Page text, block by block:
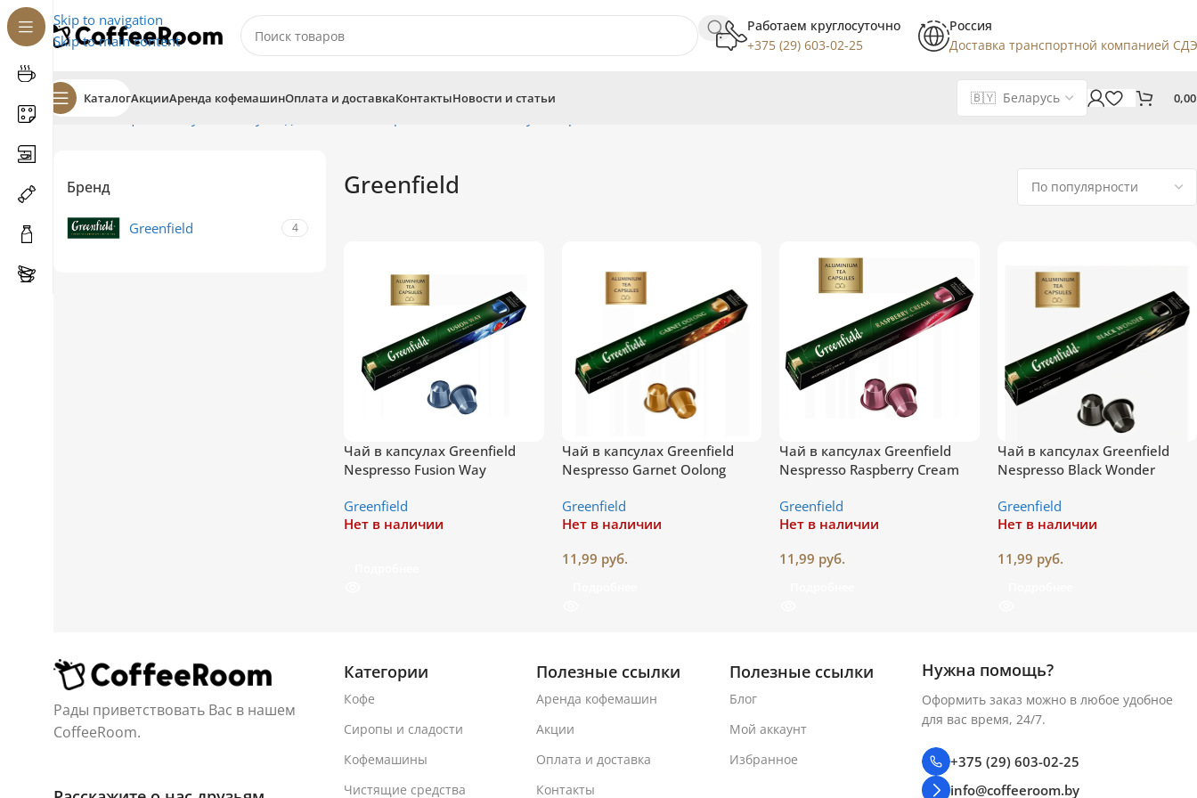
Skip to navigation
Skip to main content
Работаем круглосуточно
+375 (29) 603-02-25
Россия
Доставка транспортной компанией
КаталогАкцииАренда кофемашинОплата и доставкаКонтактыНовости и статьи
Главная
Бренд
Greenfield 4
Greenfield
Чай в капсулах Greenfield
Nespresso Fusion Way
Greenfield
Нет в наличии
Чай в капсулах Greenfield
Nespresso Garnet Oolong
Greenfield
Нет в наличии
11,99 руб.
Чай в капсулах Greenfield
Nespresso Raspberry Cream
Greenfield
Нет в наличии
11,99 руб.
Чай в капсулах Greenfield
Nespresso Black Wonder
Greenfield
Нет в наличии
11,99 руб.
Рады приветствовать Вас в нашем
CoffeeRoom.
Категории
Кофе
Сиропы и сладости
Кофемашины
Чистящие средства
Полезные ссылки
Аренда кофемашин
Акции
Оплата и доставка
Контакты
Полезные ссылки
Блог
Мой аккаунт
Избранное
Нужна помощь?
Оформить заказ можно в любое удобное
для вас время, 24/7.
+375 (29) 603-02-25
info@coffeeroom.by